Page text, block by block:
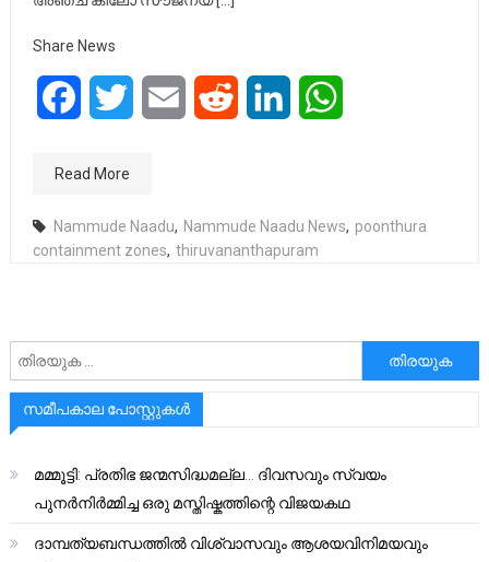
Share News
FacebookTwitter Email Reddit LinkedIn
Read More
Nammude Naadu, Nammude Naadu News, poonthura
containment zones, thiruvananthapuram
അനേഷിക്കുക
സമീപകാല പോസ്റ്റുകൾ
മമ്മൂട്ടി: പ്രതിഭ ജന്മസിദ്ധമല്ല… ദിവസവും സ്വയം
പുനർനിർമ്മിച്ച ഒരു മസ്തിഷ്കത്തിന്റെ വിജയകഥ
ദാമ്പത്യബന്ധത്തിൽ വിശ്വാസവും ആശയവിനിമയവും